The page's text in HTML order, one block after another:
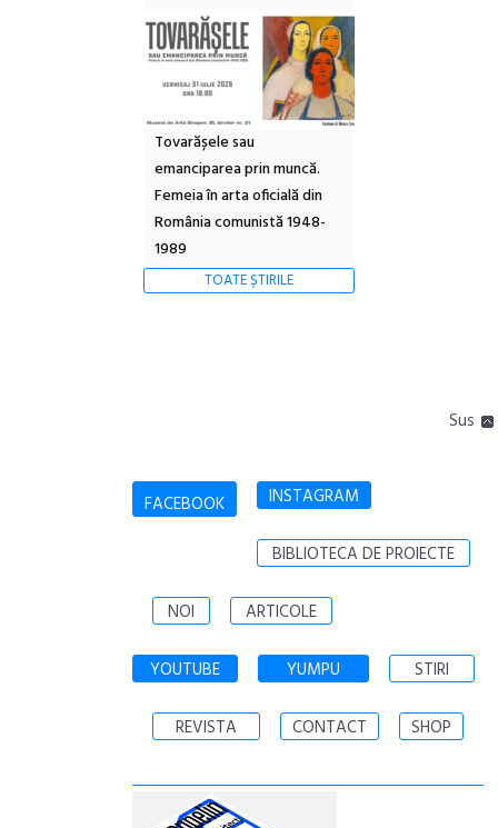
Tovarășele sau
emanciparea prin muncă.
Femeia în arta oficială din
România comunistă 1948-
1989
TOATE ȘTIRILE
Sus
FACEBOOK INSTAGRAM
BIBLIOTECA DE PROIECTE
NOI ARTICOLE
YOUTUBE YUMPU STIRI
REVISTA CONTACT SHOP